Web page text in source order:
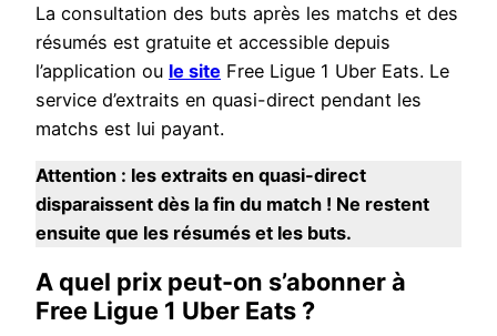
La consultation des buts après les matchs et des
résumés est gratuite et accessible depuis
l’application ou le site Free Ligue 1 Uber Eats. Le
service d’extraits en quasi-direct pendant les
matchs est lui payant.
Attention : les extraits en quasi-direct
disparaissent dès la fin du match ! Ne restent
ensuite que les résumés et les buts.
A quel prix peut-on s’abonner à
Free Ligue 1 Uber Eats ?